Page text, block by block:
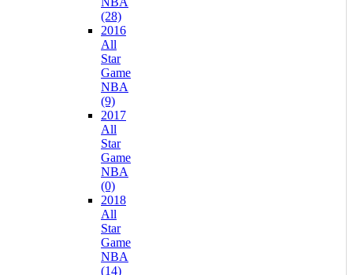
(28)
2016
All
Star
Game
NBA
(9)
2017
All
Star
Game
NBA
(0)
2018
All
Star
Game
NBA
(14)